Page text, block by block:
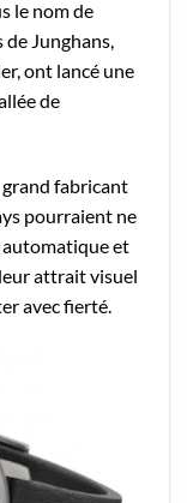
le nom de
Junghans,
ont lancé une
de
fabricant
pourraient ne
automatique et
attrait visuel
avec fierté.